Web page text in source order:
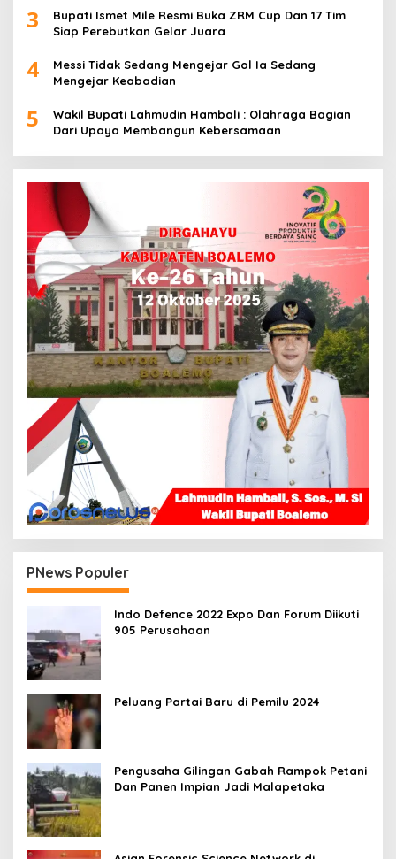
3
Bupati Ismet Mile Resmi Buka ZRM Cup Dan 17 Tim
Siap Perebutkan Gelar Juara
4
Messi Tidak Sedang Mengejar Gol Ia Sedang
Mengejar Keabadian
5
Wakil Bupati Lahmudin Hambali : Olahraga Bagian
Dari Upaya Membangun Kebersamaan
PNews Populer
Indo Defence 2022 Expo Dan Forum Diikuti
905 Perusahaan
Peluang Partai Baru di Pemilu 2024
Pengusaha Gilingan Gabah Rampok Petani
Dan Panen Impian Jadi Malapetaka